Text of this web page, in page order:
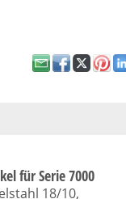
für Serie 7000
18/10,